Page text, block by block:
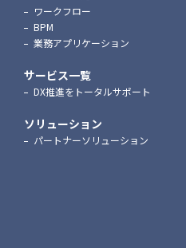
ワークフロー
BPM
業務アプリケーション
サービス一覧
DX推進をトータルサポート
ソリューション
パートナーソリューション